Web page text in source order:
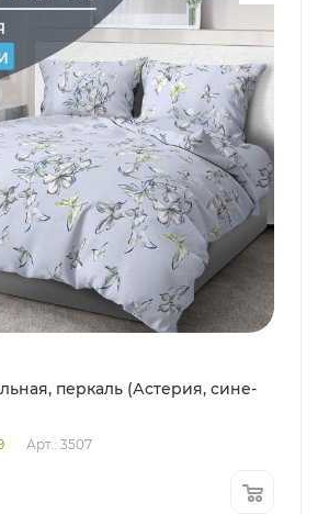
перкаль (Астерия, сине-
Арт.: 3507